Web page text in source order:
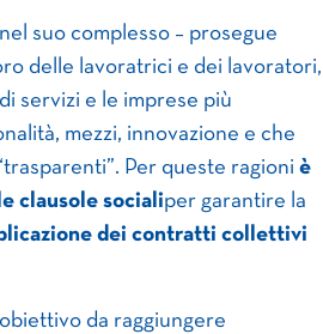
suo complesso – prosegue
delle lavoratrici e dei lavoratori,
servizi e le imprese più
mezzi, innovazione e che
Per queste ragioni è
clausole socialiper garantire la
dei contratti collettivi
da raggiungere